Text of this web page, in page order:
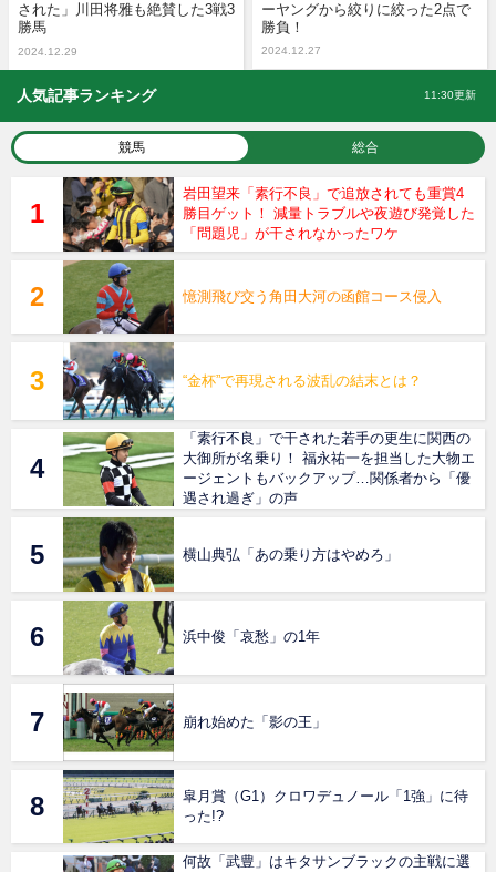
された」川田将雅も絶賛した3戦3
勝馬
2024.12.29
ーヤングから絞りに絞った2点で
勝負！
2024.12.27
人気記事ランキング 11:30更新
競馬 総合
岩田望来「素行不良」で追放されても重賞4
勝目ゲット！ 減量トラブルや夜遊び発覚した
「問題児」が干されなかったワケ
憶測飛び交う角田大河の函館コース侵入
“金杯”で再現される波乱の結末とは？
「素行不良」で干された若手の更生に関西の
大御所が名乗り！ 福永祐一を担当した大物エ
ージェントもバックアップ…関係者から「優
遇され過ぎ」の声
横山典弘「あの乗り方はやめろ」
浜中俊「哀愁」の1年
崩れ始めた「影の王」
皐月賞（G1）クロワデュノール「1強」に待
った!?
何故「武豊」はキタサンブラックの主戦に選